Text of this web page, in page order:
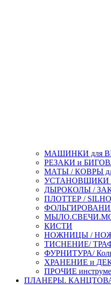
МАШИНКИ для
РЕЗАКИ и
МАТЫ / КОВРЫ
УСТАНОВЩИКИ
ДЫРОКОЛЫ /
ПЛОТТЕР /
КИСТИ
НОЖНИЦЫ / НОЖИ
ТИСНЕНИЕ/
ФУРНИТУРА/
ХРАНЕНИЕ и
ПРОЧИЕ
ПЛАНЕРЫ.